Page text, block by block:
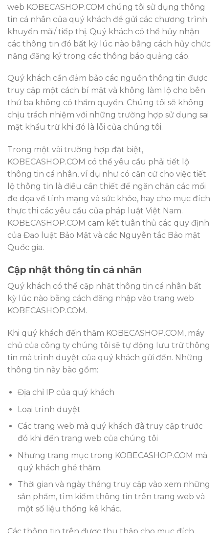
web KOBECASHOP.COM chúng tôi sử dụng thông
tin cá nhân của quý khách để gửi các chương trình
khuyến mãi/ tiếp thị. Quý khách có thể hủy nhận
các thông tin đó bất kỳ lúc nào bằng cách hủy chức
năng đăng ký trong các thông báo quảng cáo.
Quý khách cần đảm bảo các nguồn thông tin được
truy cập một cách bí mật và không làm lộ cho bên
thứ ba không có thẩm quyền. Chúng tôi sẽ không
chịu trách nhiệm với những trường hợp sử dụng sai
mật khẩu trừ khi đó là lỗi của chúng tôi.
Trong một vài trường hợp đặt biệt,
KOBECASHOP.COM có thể yêu cầu phải tiết lộ
thông tin cá nhân, ví dụ như có căn cứ cho việc tiết
lộ thông tin là điều cần thiết để ngăn chặn các mối
đe dọa về tính mạng và sức khỏe, hay cho mục đích
thực thi các yêu cầu của pháp luật Việt Nam.
KOBECASHOP.COM cam kết tuân thủ các quy định
của Đạo luật Bảo Mật và các Nguyên tắc Bảo mật
Quốc gia.
Cập nhật thông tin cá nhân
Quý khách có thể cập nhật thông tin cá nhân bất
kỳ lúc nào bằng cách đăng nhập vào trang web
KOBECASHOP.COM.
Khi quý khách đến thăm KOBECASHOP.COM, máy
chủ của công ty chúng tôi sẽ tự động lưu trữ thông
tin mà trình duyệt của quý khách gửi đến. Những
thông tin này bào gồm:
Địa chỉ IP của quý khách
Loại trình duyệt
Các trang web mà quý khách đã truy cập trước
đó khi đến trang web của chúng tôi
Nhưng trang mục trong KOBECASHOP.COM mà
quý khách ghé thăm.
Thời gian và ngày tháng truy cập vào xem những
sản phẩm, tìm kiếm thông tin trên trang web và
một số liệu thống kê khác.